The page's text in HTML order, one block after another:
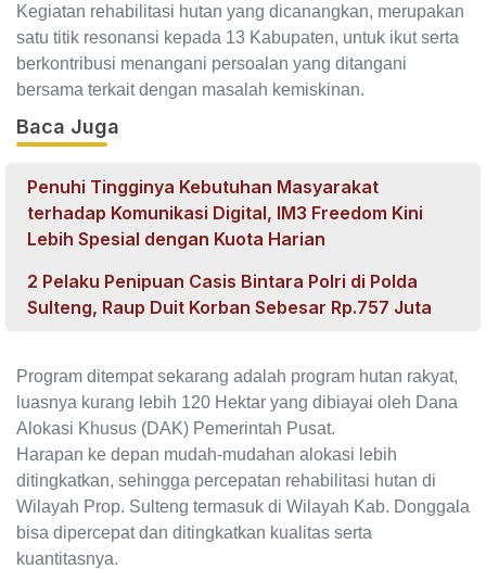
Kegiatan rehabilitasi hutan yang dicanangkan, merupakan
satu titik resonansi kepada 13 Kabupaten, untuk ikut serta
berkontribusi menangani persoalan yang ditangani
bersama terkait dengan masalah kemiskinan.
Baca Juga
Penuhi Tingginya Kebutuhan Masyarakat
terhadap Komunikasi Digital, IM3 Freedom Kini
Lebih Spesial dengan Kuota Harian
2 Pelaku Penipuan Casis Bintara Polri di Polda
Sulteng, Raup Duit Korban Sebesar Rp.757 Juta
Program ditempat sekarang adalah program hutan rakyat,
luasnya kurang lebih 120 Hektar yang dibiayai oleh Dana
Alokasi Khusus (DAK) Pemerintah Pusat.
Harapan ke depan mudah-mudahan alokasi lebih
ditingkatkan, sehingga percepatan rehabilitasi hutan di
Wilayah Prop. Sulteng termasuk di Wilayah Kab. Donggala
bisa dipercepat dan ditingkatkan kualitas serta
kuantitasnya.